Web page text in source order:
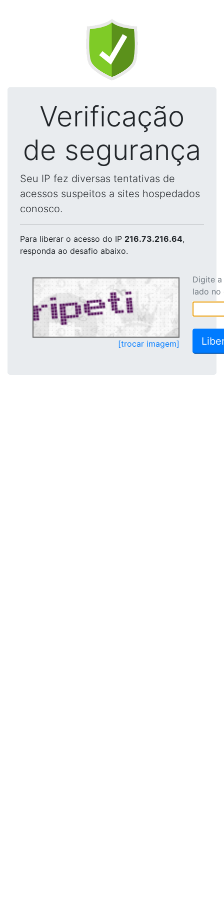
Verificação
de segurança
Seu IP fez diversas tentativas de
acessos suspeitos a sites hospedados
conosco.
Para liberar o acesso do IP 216.73.216.64,
responda ao desafio abaixo.
[trocar imagem]
Digite
lado no